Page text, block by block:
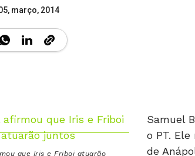
março, 2014
que Iris e Friboi atuarão
o PT.
de
Estado.